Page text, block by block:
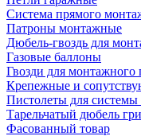
Система прямого
Патроны монтажные
Дюбель-гвоздь для
Газовые баллоны
Гвозди для монтажного
Крепежные и
Пистолеты для
Тарельчатый дюбель
Фасованный товар